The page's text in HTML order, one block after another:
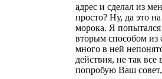
адрес и сделал из
просто? Ну, да это
морока. Я
вторым способом из
много в ней
действия, не так все
попробую Ваш